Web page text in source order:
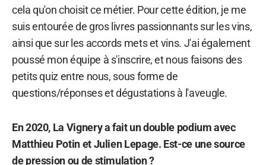
cela qu'on choisit ce métier. Pour cette édition, je me
suis entourée de gros livres passionnants sur les vins,
ainsi que sur les accords mets et vins. J'ai également
poussé mon équipe à s'inscrire, et nous faisons des
petits quiz entre nous, sous forme de
questions/réponses et dégustations à l'aveugle.
En 2020, La Vignery a fait un double podium avec
Matthieu Potin et Julien Lepage. Est-ce une source
de pression ou de stimulation ?